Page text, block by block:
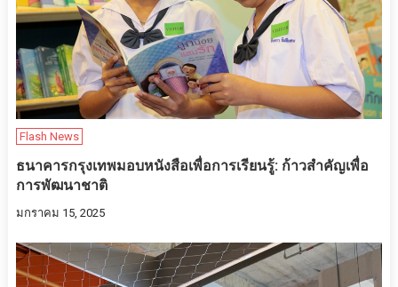
Flash News
ธนาคารกรุงเทพมอบหนังสือเพื่อการเรียนรู้: ก้าวสำคัญเพื่อ
การพัฒนาชาติ
มกราคม 15, 2025